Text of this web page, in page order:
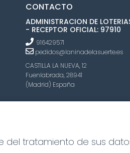
CONTACTO
ADMINISTRACION DE
- RECEPTOR OFICIAL: 97910
916429571
pedidos@laninadelasuerte.es
CASTILLA LA NUEVA, 12
Fuenlabrada, 28941
(Madrid) España
del tratamiento de sus